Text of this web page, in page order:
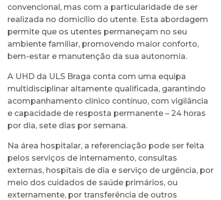
convencional, mas com a particularidade de ser
realizada no domicílio do utente. Esta abordagem
permite que os utentes permaneçam no seu
ambiente familiar, promovendo maior conforto,
bem-estar e manutenção da sua autonomia.
A UHD da ULS Braga conta com uma equipa
multidisciplinar altamente qualificada, garantindo
acompanhamento clínico contínuo, com vigilância
e capacidade de resposta permanente – 24 horas
por dia, sete dias por semana.
Na área hospitalar, a referenciação pode ser feita
pelos serviços de internamento, consultas
externas, hospitais de dia e serviço de urgência, por
meio dos cuidados de saúde primários, ou
externamente, por transferência de outros